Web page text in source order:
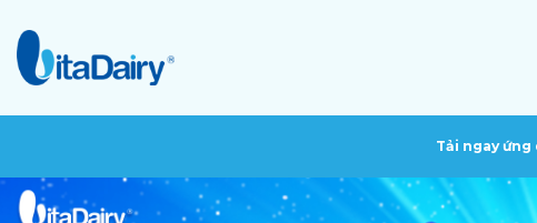
Tải ngay